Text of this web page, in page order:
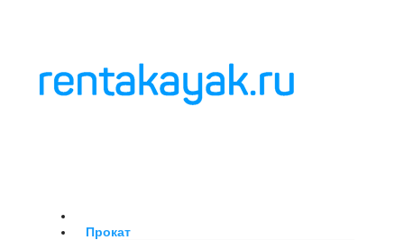
Прокат